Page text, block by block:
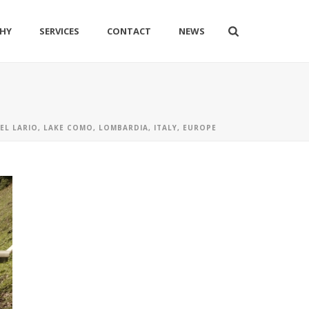
SERVICES CONTACT NEWS
LARIO, LAKE COMO, LOMBARDIA, ITALY, EUROPE